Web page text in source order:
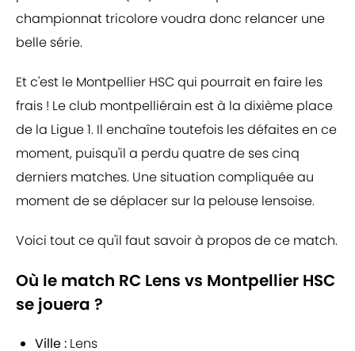
championnat tricolore voudra donc relancer une
belle série.
Et c'est le Montpellier HSC qui pourrait en faire les
frais ! Le club montpelliérain est à la dixième place
de la Ligue 1. Il enchaîne toutefois les défaites en ce
moment, puisqu'il a perdu quatre de ses cinq
derniers matches. Une situation compliquée au
moment de se déplacer sur la pelouse lensoise.
Voici tout ce qu'il faut savoir à propos de ce match.
Où le match RC Lens vs Montpellier HSC
se jouera ?
Ville : Lens